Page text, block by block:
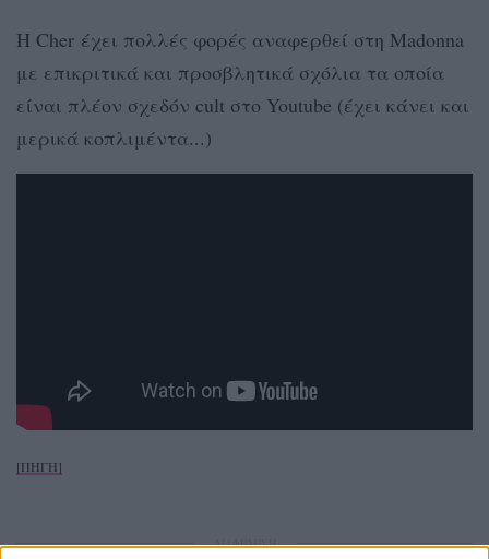
Η Cher έχει πολλές φορές αναφερθεί στη Madonna
με επικριτικά και προσβλητικά σχόλια τα οποία
είναι πλέον σχεδόν cult στο Youtube (έχει κάνει και
μερικά κοπλιμέντα...)
[ΠΗΓΗ]
ΔΙΑΦΗΜΙΣΗ